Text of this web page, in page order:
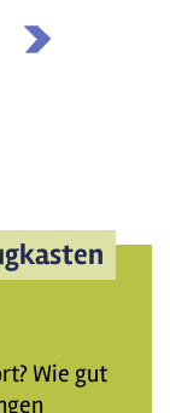
»
Wie gut